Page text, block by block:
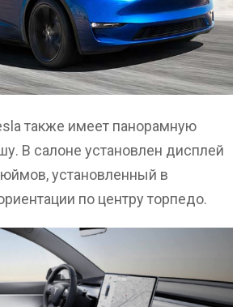
также имеет панорамную
В салоне установлен дисплей
установленный в
по центру торпедо.